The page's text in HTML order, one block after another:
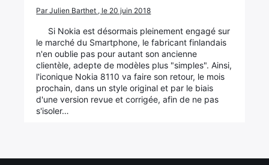
Par Julien Barthet , le 20 juin 2018
Si Nokia est désormais pleinement engagé sur
le marché du Smartphone, le fabricant finlandais
n'en oublie pas pour autant son ancienne
clientèle, adepte de modèles plus "simples". Ainsi,
l'iconique Nokia 8110 va faire son retour, le mois
prochain, dans un style original et par le biais
d'une version revue et corrigée, afin de ne pas
s'isoler…